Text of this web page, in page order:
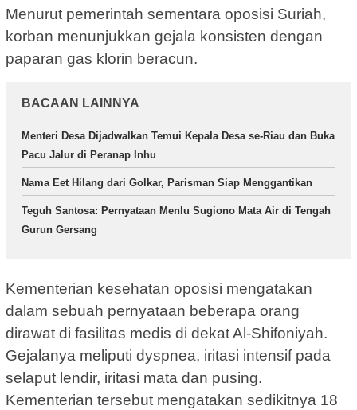
Menurut pemerintah sementara oposisi Suriah,
korban menunjukkan gejala konsisten dengan
paparan gas klorin beracun.
BACAAN LAINNYA
Menteri Desa Dijadwalkan Temui Kepala Desa se-Riau dan Buka
Pacu Jalur di Peranap Inhu
Nama Eet Hilang dari Golkar, Parisman Siap Menggantikan
Teguh Santosa: Pernyataan Menlu Sugiono Mata Air di Tengah
Gurun Gersang
Kementerian kesehatan oposisi mengatakan
dalam sebuah pernyataan beberapa orang
dirawat di fasilitas medis di dekat Al-Shifoniyah.
Gejalanya meliputi dyspnea, iritasi intensif pada
selaput lendir, iritasi mata dan pusing.
Kementerian tersebut mengatakan sedikitnya 18